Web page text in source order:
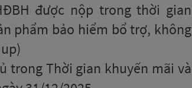
được nộp trong thời gian
phẩm bảo hiểm bổ trợ, không
trong Thời gian khuyến mãi và